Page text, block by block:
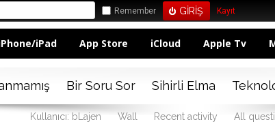
Remember Kayıt
iPad App Store iCloud Apple Tv
Bir Soru Sor Sihirli Elma
Kullanıcı: bLajen Wall Recent activity All